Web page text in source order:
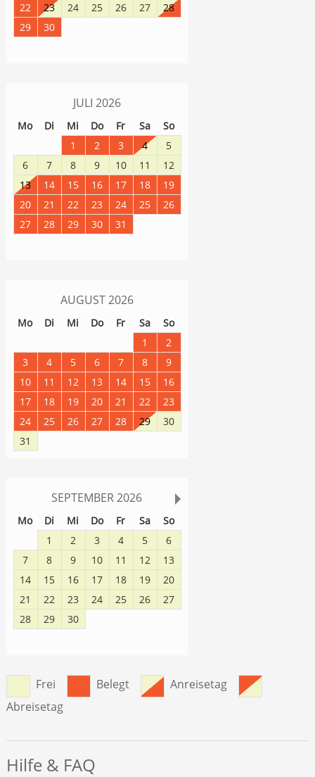
22 23 24 25 26 27
28
29
30
JULI 2026
Mo Di Mi Do Fr Sa
So
1 2 3 4
5
6
7 8 9 10 11
12
13
14 15 16 17 18
19
20
21 22 23 24 25
26
27
28 29 30 31
AUGUST2026
Mo Di Mi Do Fr Sa
So
1
2
3
4 5 6 7 8
9
10
11 12 13 14 15
16
17
18 19 20 21 22
23
24
25 26 27 28 29
30
31
SEPTEMBER 2026
Mo Di Mi Do Fr Sa
So
1 2 3 4 5
6
7
8 9 10 11 12
13
14
15 16 17 18 19
20
21
22 23 24 25 26
27
28
29 30
Frei Belegt
Anreisetag
Abreisetag
Hilfe & FAQ